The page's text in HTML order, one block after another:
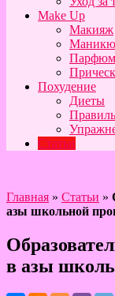
Make Up
Макияж
Похудение
Диеты
Статьи
Главная » Статьи »
азы школьной
в азы